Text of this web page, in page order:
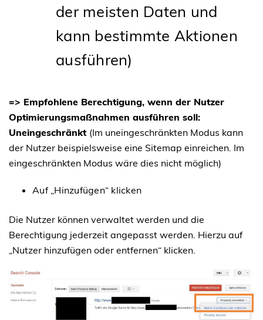
der meisten Daten und
kann bestimmte Aktionen
ausführen)
=> Empfohlene Berechtigung, wenn der Nutzer
Optimierungsmaßnahmen ausführen soll:
Uneingeschränkt (Im uneingeschränkten Modus kann
der Nutzer beispielsweise eine Sitemap einreichen. Im
eingeschränkten Modus wäre dies nicht möglich)
Auf „Hinzufügen“ klicken
Die Nutzer können verwaltet werden und die
Berechtigung jederzeit angepasst werden. Hierzu auf
„Nutzer hinzufügen oder entfernen“ klicken.